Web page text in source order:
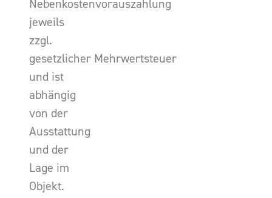
Nebenkostenvorauszahlung
jeweils
zzgl.
gesetzlicher Mehrwertsteuer
und ist
abhängig
von der
Ausstattung
und der
Lage im
Objekt.